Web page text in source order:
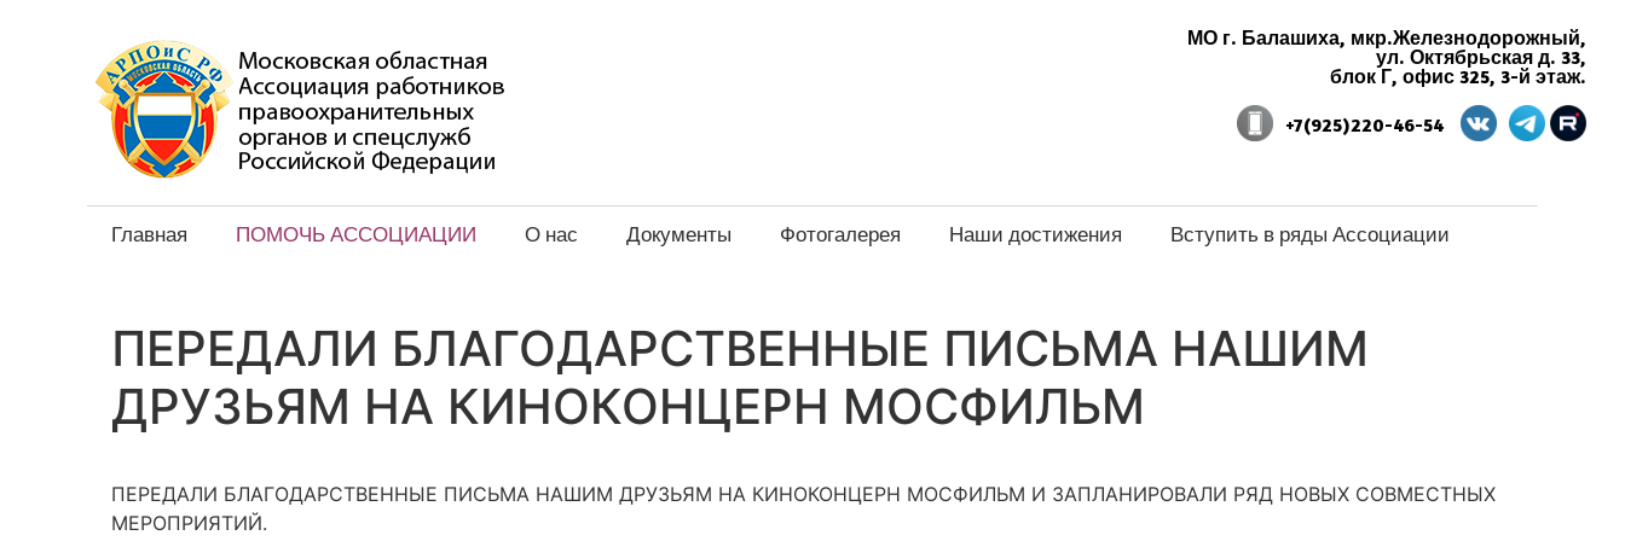
МО г. Балашиха, мкр.Железнодорожный,
ул. Октябрьская д. 33,
блок Г, офис 325, 3-й этаж.
+7(925)220-46-54
Главная ПОМОЧЬ АССОЦИАЦИИ О нас Документы Фотогалерея Наши достижения Вступить в ряды Ассоциации
ПЕРЕДАЛИ БЛАГОДАРСТВЕННЫЕ ПИСЬМА НАШИМ
ДРУЗЬЯМ НА КИНОКОНЦЕРН МОСФИЛЬМ
ПЕРЕДАЛИ БЛАГОДАРСТВЕННЫЕ ПИСЬМА НАШИМ ДРУЗЬЯМ НА КИНОКОНЦЕРН МОСФИЛЬМ И ЗАПЛАНИРОВАЛИ РЯД НОВЫХ СОВМЕСТНЫХ
МЕРОПРИЯТИЙ.